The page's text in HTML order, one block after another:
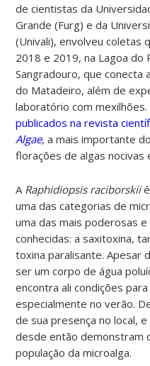
de cientistas da
Grande (Furg) e da
(Univali), envolveu coletas
2018 e 2019, na Lagoa do
Sangradouro, que conecta
do Matadeiro, além de
laboratório com
publicados na revista
Algae,a mais importante
florações de algas nocivas
A Raphidiopsis raciborskii
uma das categorias de
uma das mais poderosas
conhecidas: a saxitoxina,
toxina paralisante. Apesar
ser um corpo de água
encontra ali condições
especialmente no verão.
de sua presença no local,
desde então demonstram
população da microalga.